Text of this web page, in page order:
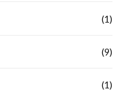
(1)
(9)
(1)